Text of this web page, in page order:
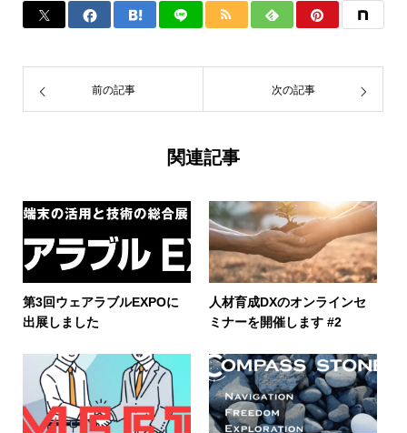
前の記事 次の記事
関連記事
第3回ウェアラブルEXPOに
出展しました
人材育成DXのオンラインセ
ミナーを開催します #2